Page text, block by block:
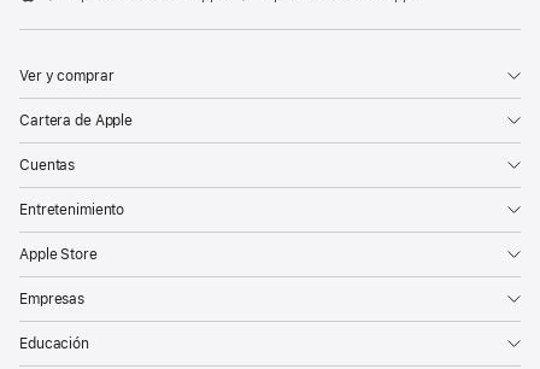
Ver y comprar
Cartera de Apple
Cuentas
Entretenimiento
Apple Store
Empresas
Educación